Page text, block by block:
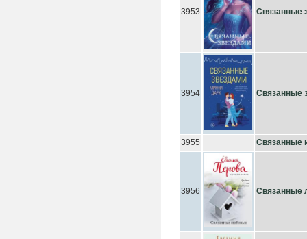
3953 Связанные
3954 Связанные
3955 Связанные
3956 Связанные